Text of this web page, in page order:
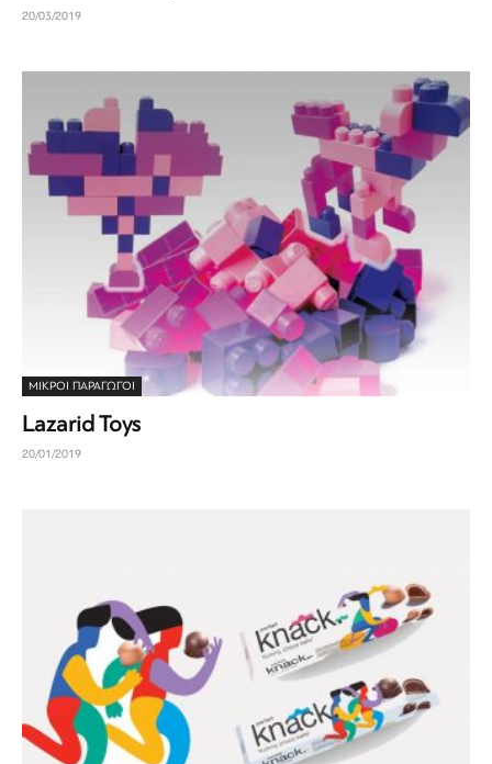
20/03/2019
ΜΙΚΡΟΊ ΠΑΡΑΓΩΓΟΊ
Lazarid Toys
20/01/2019